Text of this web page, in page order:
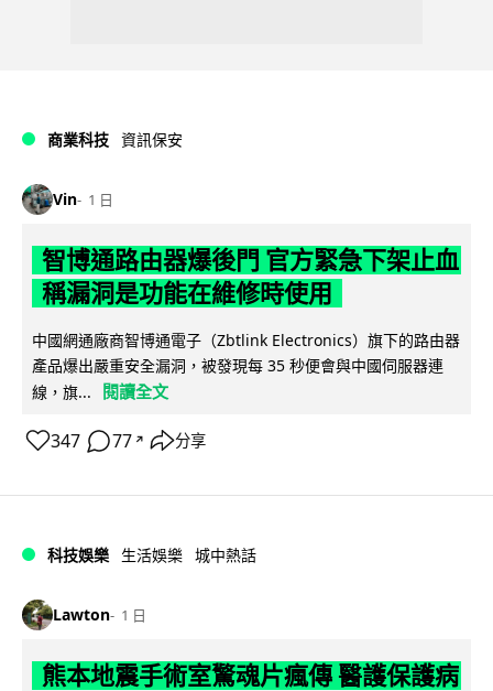
商業科技 資訊保安
Vin 1 日
智博通路由器爆後門 官方緊急下架止血
稱漏洞是功能在維修時使用
中國網通廠商智博通電子（Zbtlink Electronics）旗下的路由器
產品爆出嚴重安全漏洞，被發現每 35 秒便會與中國伺服器連
線，旗...
閱讀全文
347 77 ↗ 分享
科技娛樂 生活娛樂 城中熱話
Lawton 1 日
熊本地震手術室驚魂片瘋傳 醫護保護病